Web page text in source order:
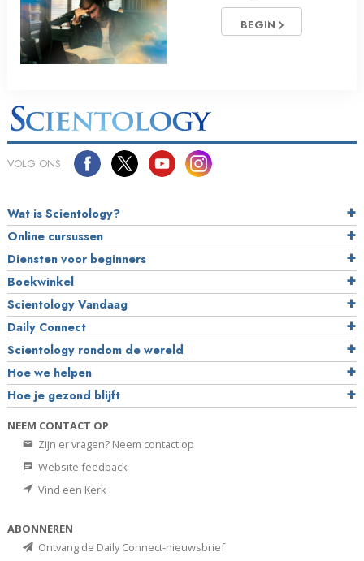
BEGIN
VOLG ONS
Wat is Scientology?
Online cursussen
Diensten voor beginners
Boekwinkel
Scientology Vandaag
Daily Connect
Scientology rondom de wereld
Hoe we helpen
Hoe je gezond blijft
NEEM CONTACT OP
Zijn er vragen? Neem contact op
Website feedback
Vind een Kerk
ABONNEREN
Ontvang de Daily Connect-nieuwsbrief